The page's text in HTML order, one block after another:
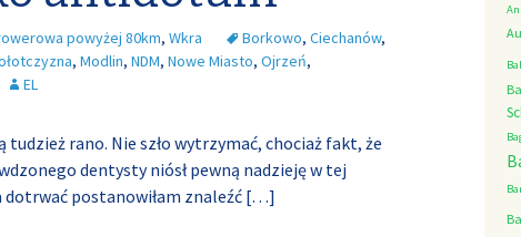
powyżej 80km, Wkra Borkowo, Ciechanów,
, Modlin, NDM, Nowe Miasto, Ojrzeń,
EL
tudzież rano. Nie szło wytrzymać, chociaż fakt, że
dentysty niósł pewną nadzieję w tej
dotrwać postanowiłam znaleźć[…]